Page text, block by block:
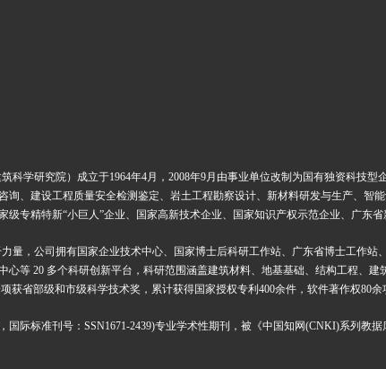
科学研究院）成立于1964年4月， 2008年9月由事业单位改制为国有独资科技型
询、建设工程质量安全检测鉴定、岩土工程勘察设计、新材料研发与生产、智
级专精特新“小巨人”企业、国家高新技术企业、国家知识产权示范企业、广东
量，公司拥有国家企业技术中心、国家博士后科研工作站、广东省博士工作
心等20 多个科研创新平台，科研范围涵盖建筑材料、地基基础、结构工程、
获省部级和市级科学技术奖，累计获得国家授权专利 400余件，软件著作权80余
国际标准刊号： SSN1671-2439)专业学术性期刊，被《中国知网(CNKI)系列教据